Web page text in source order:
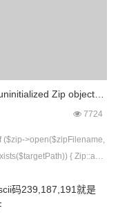
Zip object错
7724
($zip->open($zipFilename,
码239,187,191就是